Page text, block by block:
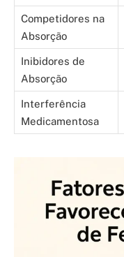
Competidores na
Absorção
Inibidores de
Absorção
Interferência
Medicamentosa